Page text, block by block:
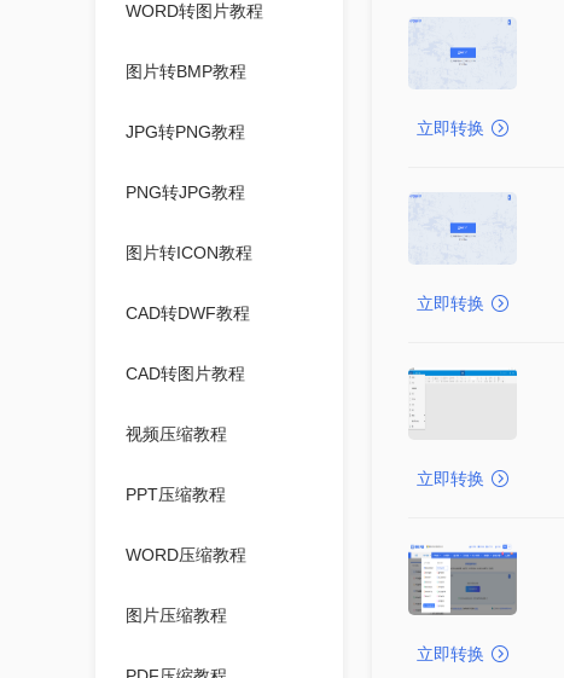
WORD转图片教程
图片转BMP教程
JPG转PNG教程
PNG转JPG教程
图片转ICON教程
CAD转DWF教程
CAD转图片教程
视频压缩教程
PPT压缩教程
WORD压缩教程
图片压缩教程
立即转换
立即转换
立即转换
立即转换